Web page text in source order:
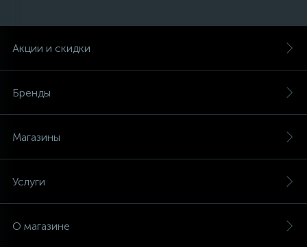
Акции и скидки
Бренды
Магазины
Услуги
О магазине